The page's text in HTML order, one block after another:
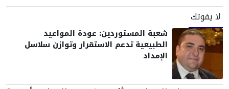
لا يفوتك
شعبة المستوردين: عودة المواعيد
الطبيعية تدعم الاستقرار وتوازن سلاسل
الإمداد